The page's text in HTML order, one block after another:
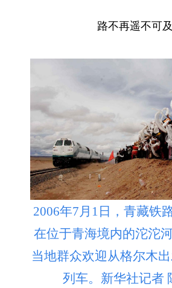
路不再遥不可及
2006年7月1日，青藏铁
在位于青海境内的沱沱
当地群众欢迎从格尔木
列车。新华社记者